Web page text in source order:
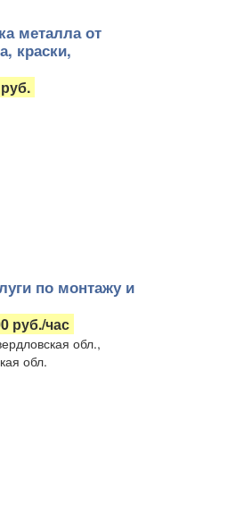
металла от
краски,
по монтажу и
руб./час
обл.,
обл.